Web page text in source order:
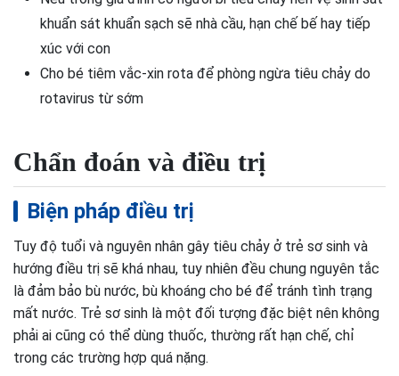
khuẩn sát khuẩn sạch sẽ nhà cầu, hạn chế bế hay tiếp
xúc với con
Cho bé tiêm vắc-xin rota để phòng ngừa tiêu chảy do
rotavirus từ sớm
Chẩn đoán và điều trị
Biện pháp điều trị
Tuy độ tuổi và nguyên nhân gây tiêu chảy ở trẻ sơ sinh và
hướng điều trị sẽ khá nhau, tuy nhiên đều chung nguyên tắc
là đảm bảo bù nước, bù khoáng cho bé để tránh tình trạng
mất nước. Trẻ sơ sinh là một đối tượng đặc biệt nên không
phải ai cũng có thể dùng thuốc, thường rất hạn chế, chỉ
trong các trường hợp quá nặng.